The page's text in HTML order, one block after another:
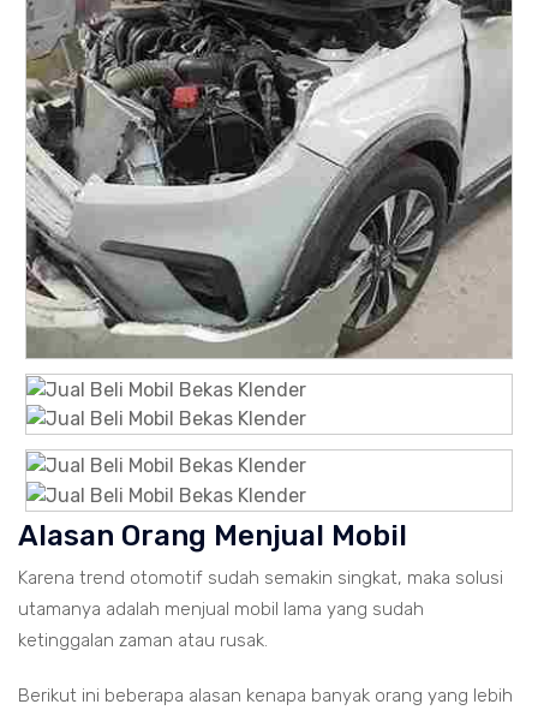
Alasan Orang Menjual Mobil
Karena trend otomotif sudah semakin singkat, maka solusi
utamanya adalah menjual mobil lama yang sudah
ketinggalan zaman atau rusak.
Berikut ini beberapa alasan kenapa banyak orang yang lebih